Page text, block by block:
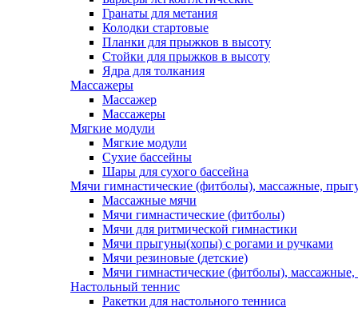
Гранаты для метания
Колодки стартовые
Планки для прыжков в высоту
Стойки для прыжков в высоту
Ядра для толкания
Массажеры
Массажер
Массажеры
Мягкие модули
Мягкие модули
Сухие бассейны
Шары для сухого бассейна
Мячи гимнастические (фитболы), массажные,
Массажные мячи
Мячи гимнастические (фитболы)
Мячи для ритмической гимнастики
Мячи прыгуны(хопы) с рогами и ручками
Мячи резиновые (детские)
Мячи гимнастические (фитболы),
Настольный теннис
Ракетки для настольного тенниса